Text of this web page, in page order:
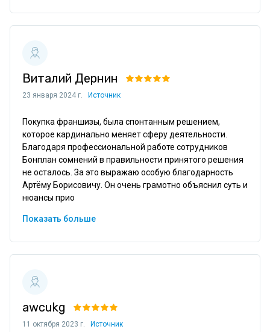
Виталий Дернин
23 января 2024 г. Источник
Покупка франшизы, была спонтанным решением,
которое кардинально меняет сферу деятельности.
Благодаря профессиональной работе сотрудников
Бонплан сомнений в правильности принятого решения
не осталось. За это выражаю особую благодарность
Артёму Борисовичу. Он очень грамотно объяснил суть и
нюансы прио
Показать больше
awcukg
11 октября 2023 г. Источник